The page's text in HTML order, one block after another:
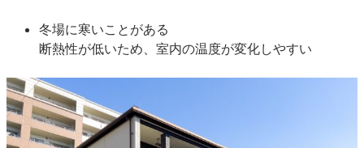
冬場に寒いことがある
断熱性が低いため、室内の温度が変化しやすい